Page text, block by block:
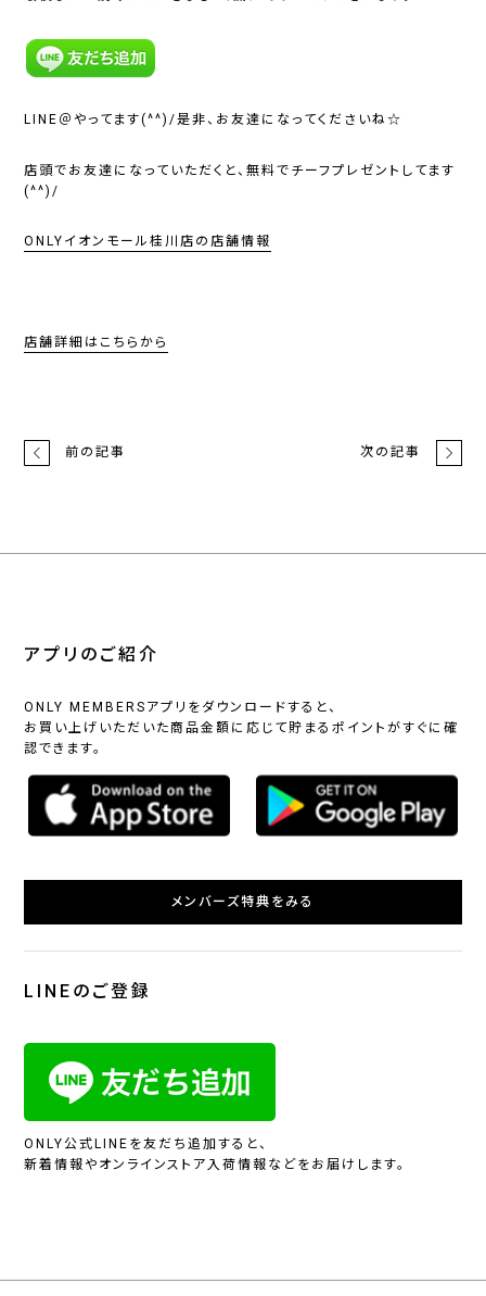
LINE＠やってます(^^)/是非、お友達になってくださいね☆
店頭でお友達になっていただくと、無料でチーフプレゼントしてます
(^^)/
ONLY イオンモール桂川店の店舗情報
店舗詳細はこちらから
前の記事 次の記事
アプリのご紹介
ONLY MEMBERSアプリをダウンロードすると、
お買い上げいただいた商品金額に応じて貯まるポイントがすぐに確
認できます。
メンバーズ特典をみる
LINEのご登録
ONLY公式LINEを友だち追加すると、
新着情報やオンラインストア入荷情報などをお届けします。